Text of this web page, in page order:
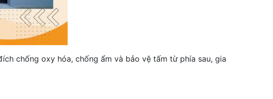
chống oxy hóa, chống ẩm và bảo vệ tấm từ phía sau, gia